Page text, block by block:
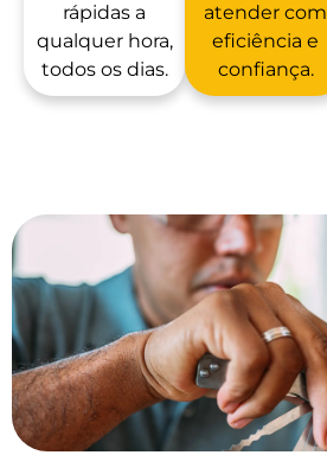
rápidas a
qualquer hora,
todos os dias.
atender com
eficiência e
confiança.